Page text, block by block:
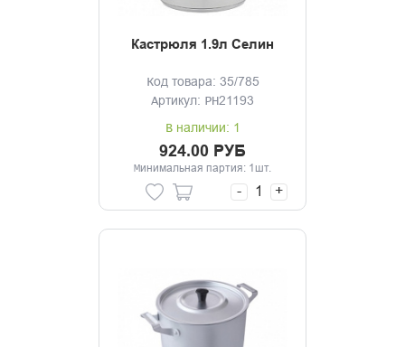
Кастрюля 1.9л Селин
Код товара: 35/785
Артикул: PH21193
В наличии: 1
924.00 РУБ
Минимальная партия: 1шт.
- +